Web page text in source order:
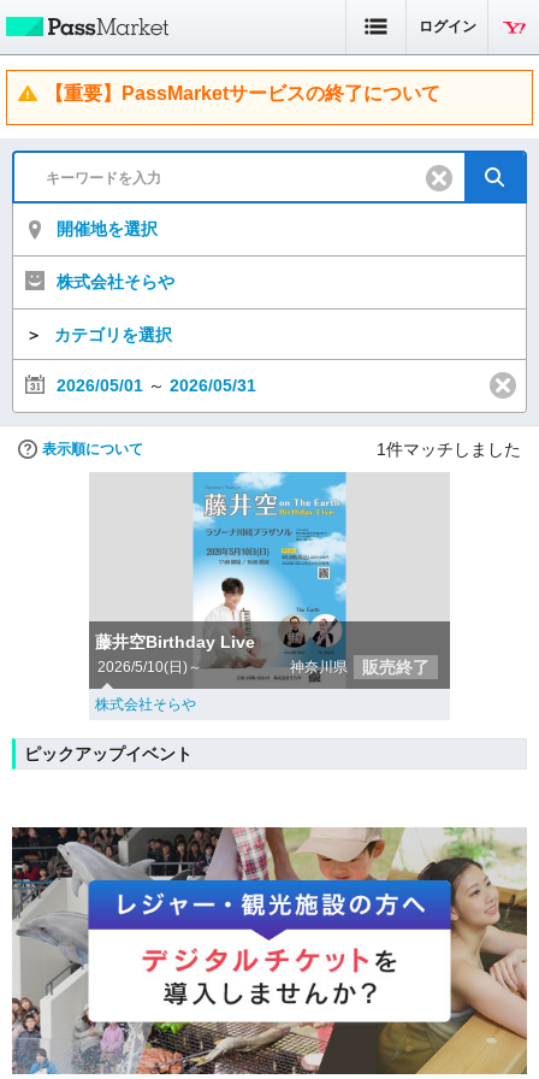
ログイン
【重要】PassMarketサービスの終了について
開催地を選択
株式会社そらや
＞ カテゴリを選択
2026/05/01 ～ 2026/05/31
表示順について 1件マッチしました
藤井空Birthday Live
2026/5/10(日)～ 神奈川県 販売終了
株式会社そらや
ピックアップイベント